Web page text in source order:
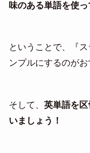
味のある単語を使っ
ということで、『
ンプルにするのがお
そして、 英単語を
いましょう！